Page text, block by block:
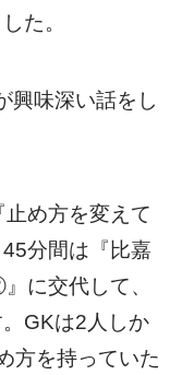
た。
興味深い話をし
止め方を変えて
分間は『比嘉
に交代して、
GKは2人しか
方を持っていた